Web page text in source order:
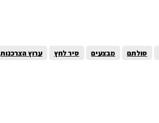
סולתם מבצעים סיר לחץ ערוץ הצרכנות